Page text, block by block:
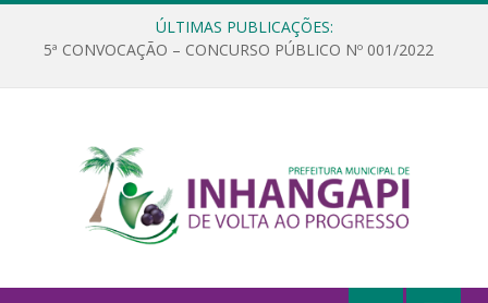
ÚLTIMAS PUBLICAÇÕES:
5ª CONVOCAÇÃO – CONCURSO PÚBLICO Nº 001/2022